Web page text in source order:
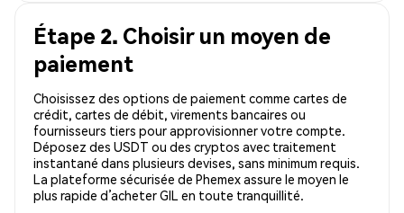
Étape 2. Choisir un moyen de
paiement
Choisissez des options de paiement comme cartes de
crédit, cartes de débit, virements bancaires ou
fournisseurs tiers pour approvisionner votre compte.
Déposez des USDT ou des cryptos avec traitement
instantané dans plusieurs devises, sans minimum requis.
La plateforme sécurisée de Phemex assure le moyen le
plus rapide d’acheter GIL en toute tranquillité.